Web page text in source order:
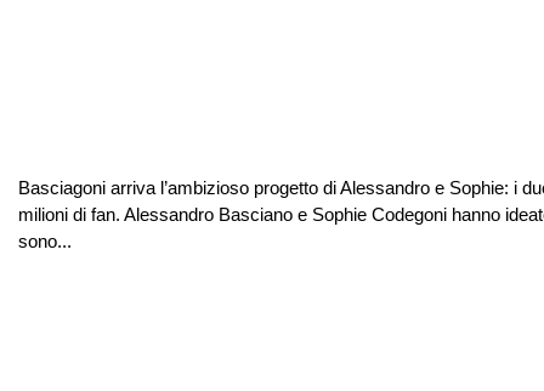
Basciagoni arriva l’ambizioso progetto di Alessandro e Sophie: i
milioni di fan. Alessandro Basciano e Sophie Codegoni hanno
sono...